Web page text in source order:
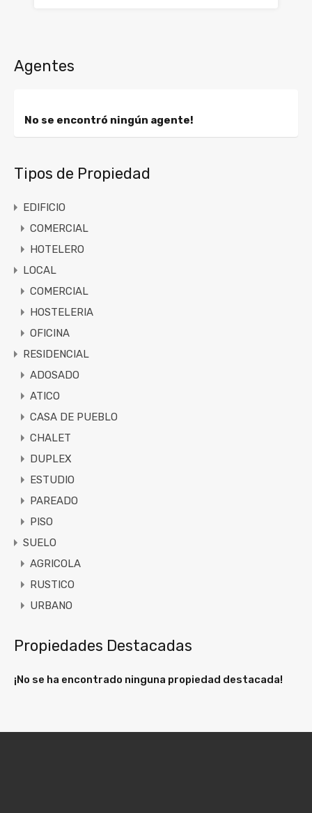
Agentes
No se encontró ningún agente!
Tipos de Propiedad
EDIFICIO
COMERCIAL
HOTELERO
LOCAL
COMERCIAL
HOSTELERIA
OFICINA
RESIDENCIAL
ADOSADO
ATICO
CASA DE PUEBLO
CHALET
DUPLEX
ESTUDIO
PAREADO
PISO
SUELO
AGRICOLA
RUSTICO
URBANO
Propiedades Destacadas
¡No se ha encontrado ninguna propiedad destacada!